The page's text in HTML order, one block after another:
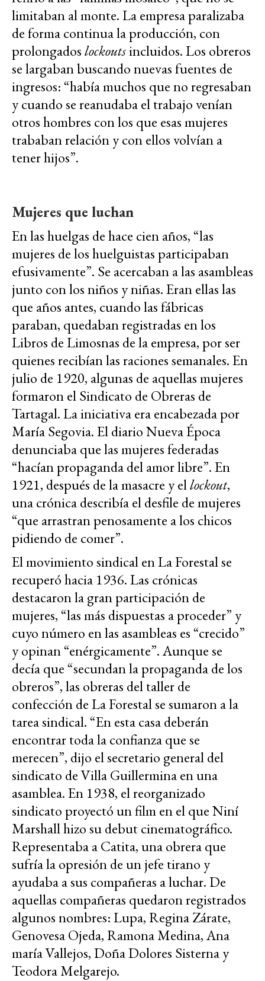
limitaban al monte. La empresa paralizaba
de forma continua la producción, con
prolongadoslockoutsincluidos. Los obreros
se largaban buscando nuevas fuentes de
ingresos: “había muchos que no regresaban
y cuando se reanudaba el trabajo venían
otros hombres con los que esas mujeres
trababan relación y con ellos volvían a
tener hijos”.
Mujeres que luchan
En las huelgas de hace cien años, “las
mujeres de los huelguistas participaban
efusivamente”. Se acercaban a las asambleas
junto con los niños y niñas. Eran ellas las
que años antes, cuando las fábricas
paraban, quedaban registradas en los
Libros de Limosnas de la empresa, por ser
quienes recibían las raciones semanales. En
julio de 1920, algunas de aquellas mujeres
formaron el Sindicato de Obreras de
Tartagal. La iniciativa era encabezada por
María Segovia. El diario Nueva Época
denunciaba que las mujeres federadas
“hacían propaganda del amor libre”. En
1921, después de la masacre y ellockout,
una crónica describía el desfile de mujeres
“que arrastran penosamente a los chicos
pidiendo de comer”.
El movimiento sindical en La Forestal se
recuperó hacia 1936. Las crónicas
destacaron la gran participación de
mujeres, “las más dispuestas a proceder” y
cuyo número en las asambleas es “crecido”
y opinan “enérgicamente”. Aunque se
decía que “secundan la propaganda de los
obreros”, las obreras del taller de
confección de La Forestal se sumaron a la
tarea sindical. “En esta casa deberán
encontrar toda la confianza que se
merecen”, dijo el secretario general del
sindicato de Villa Guillermina en una
asamblea. En 1938, el reorganizado
sindicato proyectó un film en el que Niní
Marshall hizo su debut cinematográfico.
Representaba a Catita, una obrera que
sufría la opresión de un jefe tirano y
ayudaba a sus compañeras a luchar. De
aquellas compañeras quedaron registrados
algunos nombres: Lupa, Regina Zárate,
Genovesa Ojeda, Ramona Medina, Ana
maría Vallejos, Doña Dolores Sisterna y
Teodora Melgarejo.